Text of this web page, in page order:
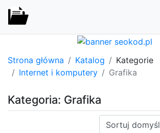
Strona główna Katalog
Kategorie
Internet i komputery
Grafika
Kategoria: Grafika
Sortuj: